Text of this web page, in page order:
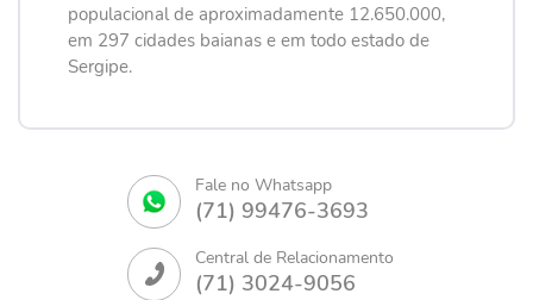
populacional de aproximadamente 12.650.000,
em 297 cidades baianas e em todo estado de
Sergipe.
Fale no Whatsapp
(71) 99476-3693
Central de Relacionamento
(71) 3024-9056